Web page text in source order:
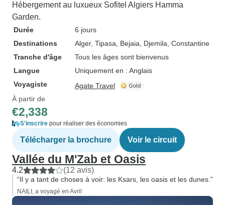
Hébergement au luxueux Sofitel Algiers Hamma
Garden.
Durée
6 jours
Destinations
Alger, Tipasa , Bejaia , Djemila , Constantine
Tranche d'âge
Tous les âges sont bienvenus
Langue
Uniquement en : Anglais
Voyagiste
Agate Travel
À partir de
€2,338
S'inscrire pour réaliser des économies
Télécharger la brochure Voir le circuit
Vallée du M'Zab et Oasis
4.2 (12 avis)
“Il y a tant de choses à voir: les Ksars, les oasis et les dunes.”
NAILI, a voyagé en Avril